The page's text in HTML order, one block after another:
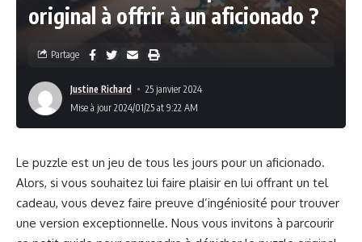
original à offrir à un aficionado ?
Justine Richard
25 janvier 2024
Mise à jour 2024/01/25 at 9:22 AM
Partage
Le puzzle est un jeu de tous les jours pour un aficionado.
Alors, si vous souhaitez lui faire plaisir en lui offrant un tel
cadeau, vous devez faire preuve d’ingéniosité pour trouver
une version exceptionnelle. Nous vous invitons à parcourir